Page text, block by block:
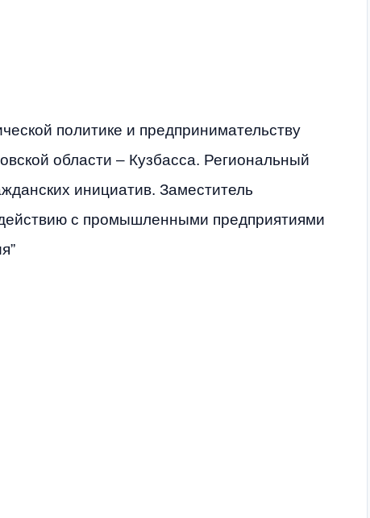
политике и предпринимательству
области – Кузбасса. Региональный
инициатив. Заместитель
с промышленными предприятиями